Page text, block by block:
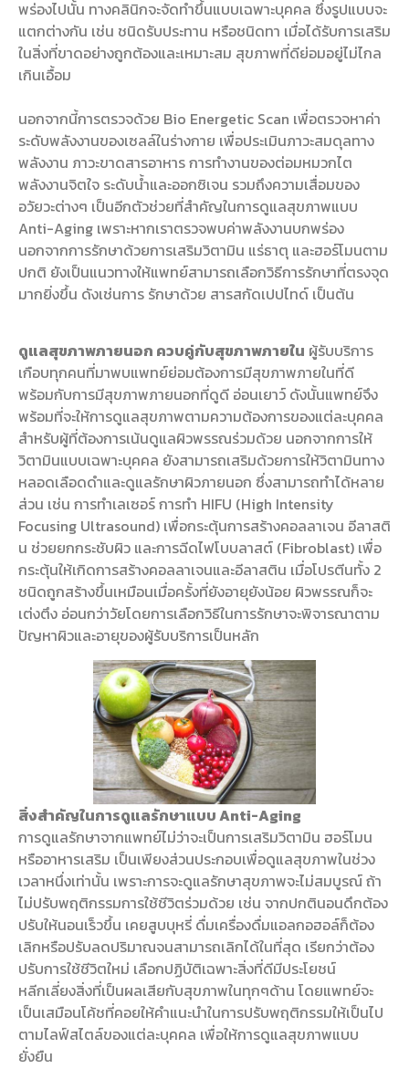
พร่องไปนั้น ทางคลินิกจะจัดทำขึ้นแบบเฉพาะบุคคล ซึ่งรูปแบบจะ
แตกต่างกัน เช่น ชนิดรับประทาน หรือชนิดทา เมื่อได้รับการเสริม
ในสิ่งที่ขาดอย่างถูกต้องและเหมาะสม สุขภาพที่ดีย่อมอยู่ไม่ไกล
เกินเอื้อม
นอกจากนี้การตรวจด้วย Bio Energetic Scan เพื่อตรวจหาค่า
ระดับพลังงานของเซลล์ในร่างกาย เพื่อประเมินภาวะสมดุลทาง
พลังงาน ภาวะขาดสารอาหาร การทำงานของต่อมหมวกไต
พลังงานจิตใจ ระดับน้ำและออกซิเจน รวมถึงความเสื่อมของ
อวัยวะต่างๆ เป็นอีกตัวช่วยที่สำคัญในการดูแลสุขภาพแบบ
Anti-Aging เพราะหากเราตรวจพบค่าพลังงานบกพร่อง
นอกจากการรักษาด้วยการเสริมวิตามิน แร่ธาตุ และฮอร์โมนตาม
ปกติ ยังเป็นแนวทางให้แพทย์สามารถเลือกวิธีการรักษาที่ตรงจุด
มากยิ่งขึ้น ดังเช่นการ รักษาด้วย สารสกัดเปปไทด์ เป็นต้น
ดูแลสุขภาพภายนอก ควบคู่กับสุขภาพภายใน ผู้รับบริการ
เกือบทุกคนที่มาพบแพทย์ย่อมต้องการมีสุขภาพภายในที่ดี
พร้อมกับการมีสุขภาพภายนอกที่ดูดี อ่อนเยาว์ ดังนั้นแพทย์จึง
พร้อมที่จะให้การดูแลสุขภาพตามความต้องการของแต่ละบุคคล
สำหรับผู้ที่ต้องการเน้นดูแลผิวพรรณร่วมด้วย นอกจากการให้
วิตามินแบบเฉพาะบุคคล ยังสามารถเสริมด้วยการให้วิตามินทาง
หลอดเลือดดำและดูแลรักษาผิวภายนอก ซึ่งสามารถทำได้หลาย
ส่วน เช่น การทำเลเซอร์ การทำ HIFU (High Intensity
Focusing Ultrasound) เพื่อกระตุ้นการสร้างคอลลาเจน อีลาสติ
น ช่วยยกกระชับผิว และการฉีดไฟโบบลาสต์ (Fibroblast) เพื่อ
กระตุ้นให้เกิดการสร้างคอลลาเจนและอีลาสติน เมื่อโปรตีนทั้ง 2
ชนิดถูกสร้างขึ้นเหมือนเมื่อครั้งที่ยังอายุยังน้อย ผิวพรรณก็จะ
เต่งตึง อ่อนกว่าวัยโดยการเลือกวิธีในการรักษาจะพิจารณาตาม
ปัญหาผิวและอายุของผู้รับบริการเป็นหลัก
สิ่งสำคัญในการดูแลรักษาแบบ Anti-Aging
การดูแลรักษาจากแพทย์ไม่ว่าจะเป็นการเสริมวิตามิน ฮอร์โมน
หรืออาหารเสริม เป็นเพียงส่วนประกอบเพื่อดูแลสุขภาพในช่วง
เวลาหนึ่งเท่านั้น เพราะการจะดูแลรักษาสุขภาพจะไม่สมบูรณ์ ถ้า
ไม่ปรับพฤติกรรมการใช้ชีวิตร่วมด้วย เช่น จากปกตินอนดึกต้อง
ปรับให้นอนเร็วขึ้น เคยสูบบุหรี่ ดื่มเครื่องดื่มแอลกอฮอล์ก็ต้อง
เลิกหรือปรับลดปริมาณจนสามารถเลิกได้ในที่สุด เรียกว่าต้อง
ปรับการใช้ชีวิตใหม่ เลือกปฏิบัติเฉพาะสิ่งที่ดีมีประโยชน์
หลีกเลี่ยงสิ่งที่เป็นผลเสียกับสุขภาพในทุกๆด้าน โดยแพทย์จะ
เป็นเสมือนโค้ชที่คอยให้คำแนะนำในการปรับพฤติกรรมให้เป็นไป
ตามไลฟ์สไตล์ของแต่ละบุคคล เพื่อให้การดูแลสุขภาพแบบ
ยั่งยืน